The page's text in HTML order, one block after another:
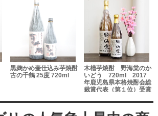
黒麹かめ壷仕込み芋焼酎
古の千鶴 25度 720ml
木槽芋焼酎 野海棠のか
いどう 720ml 2017
年鹿児島県本格焼酎会総
裁賞代表（第１位）受賞